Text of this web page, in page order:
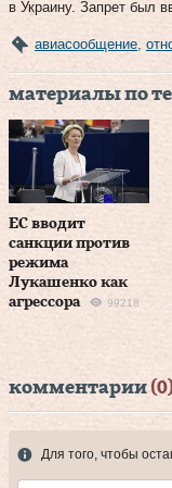
в Украину. Запрет был
авиасообщение
материалы по
ЕС вводит
санкции против
режима
Лукашенко как
агрессора
99218
комментарии
Для того, чтобы